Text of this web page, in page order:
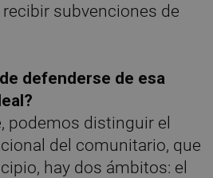
subvenciones de
defenderse de esa
podemos distinguir el
del comunitario, que
hay dos ámbitos: el